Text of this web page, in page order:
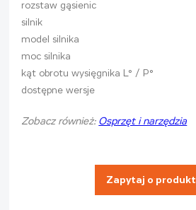
rozstaw gąsienic
silnik
model silnika
moc silnika
kąt obrotu wysięgnika L° / P°
dostępne wersje
Zobacz również: Osprzęt i narzędzia
Zapytaj o produkt